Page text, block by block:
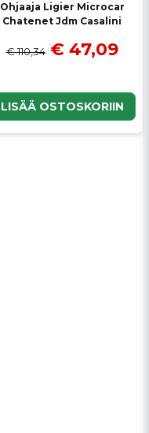
Ohjaaja Ligier Microcar
Chatenet Jdm Casalini
€ 110,34 € 47,09
LISÄÄ OSTOSKORIIN